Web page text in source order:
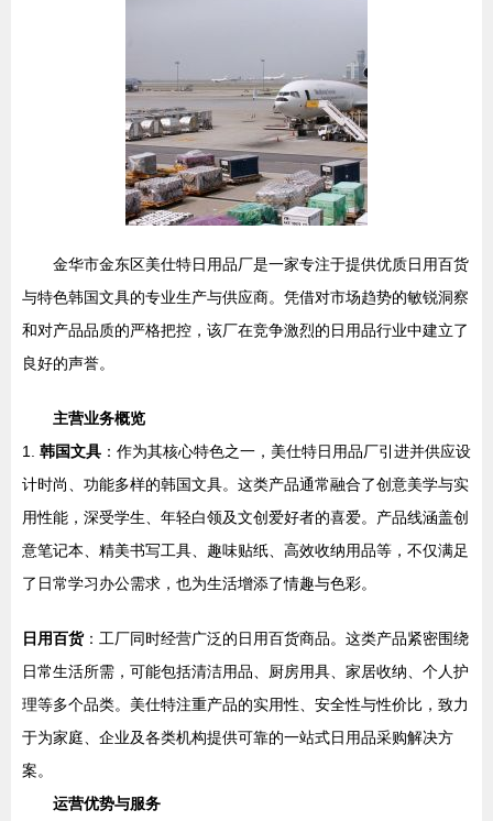
金华市金东区美仕特日用品厂是一家专注于提供优质日用百货
与特色韩国文具的专业生产与供应商。凭借对市场趋势的敏锐洞察
和对产品品质的严格把控，该厂在竞争激烈的日用品行业中建立了
良好的声誉。
主营业务概览
1. 韩国文具 ：作为其核心特色之一，美仕特日用品厂引进并供应设
计时尚、功能多样的韩国文具。这类产品通常融合了创意美学与实
用性能，深受学生、年轻白领及文创爱好者的喜爱。产品线涵盖创
意笔记本、精美书写工具、趣味贴纸、高效收纳用品等，不仅满足
了日常学习办公需求，也为生活增添了情趣与色彩。
日用百货：工厂同时经营广泛的日用百货商品。这类产品紧密围绕
日常生活所需，可能包括清洁用品、厨房用具、家居收纳、个人护
理等多个品类。美仕特注重产品的实用性、安全性与性价比，致力
于为家庭、企业及各类机构提供可靠的一站式日用品采购解决方
案。
运营优势与服务